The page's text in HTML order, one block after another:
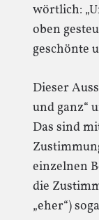
wörtlich:
oben
geschönte
Dieser
und ganz“
Das sind
einzelnen
die
„eher“)